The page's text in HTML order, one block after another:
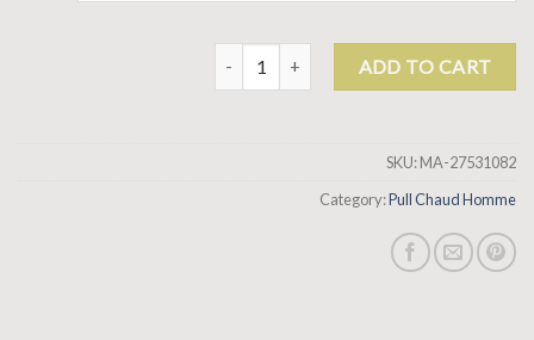
pull chaud homme quantityADD TO CART
SKU:MA-27531082
Category:Pull Chaud Homme